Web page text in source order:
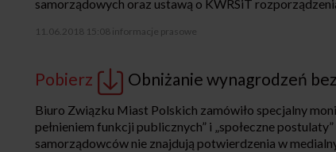
samorządowych oraz ustawą o KWRSiT
11.06.2018 15:08 informacje prasowe
Pobierz Obniżanie wynagrodzeń
Biuro Związku Miast Polskich zamówiło specjalny
pełnieniem funkcji publicznych” i „społeczne
samorządowców nie znajdują potwierdzenia w